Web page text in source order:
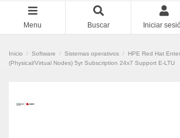
Menu Buscar Iniciar
Inicio Software Sistemas operativos
HPE Red Hat
(Physical/Virtual Nodes) 5yr Subscription 24x7 Support E-LTU